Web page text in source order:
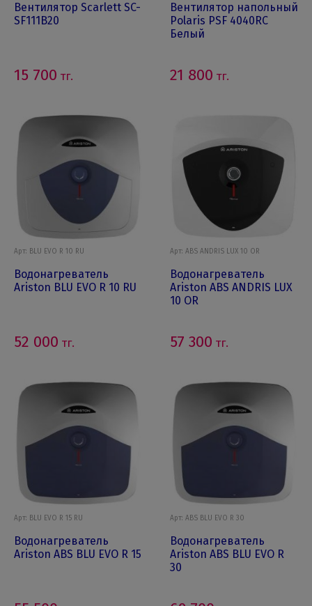
Вентилятор Scarlett SC-
SF111B20
15 700 тг.
Вентилятор напольный
Polaris PSF 4040RC
Белый
21 800 тг.
Арт: BLU EVO R 10 RU
Водонагреватель
Ariston BLU EVO R 10 RU
52 000 тг.
Арт: ABS ANDRIS LUX 10 OR
Водонагреватель
Ariston ABS ANDRIS LUX
10 OR
57 300 тг.
Арт: BLU EVO R 15 RU
Водонагреватель
Ariston ABS BLU EVO R 15
Арт: ABS BLU EVO R 30
Водонагреватель
Ariston ABS BLU EVO R
30